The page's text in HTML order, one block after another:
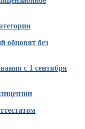
обновят без
с 1 сентября